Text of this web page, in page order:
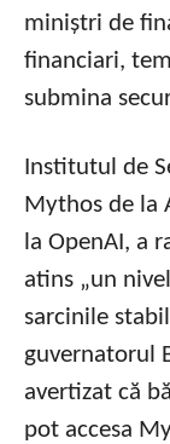
miniștri de
financiari,
submina
Institutul de
Mythos de la
la OpenAI, a
atins „un
sarcinile
guvernatorul
avertizat că
pot accesa